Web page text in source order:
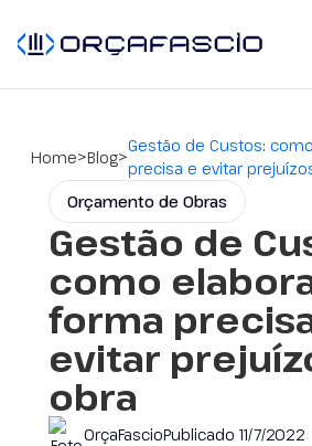
Home>Blog>Gestão de Custos:
precisa e evitar
Orçamento de Obras
Gestão de
como
forma
evitar
obra
OrçaFascioPublicado11/7/2022